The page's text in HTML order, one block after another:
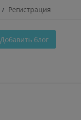
/ Регистрация
Добавить блог